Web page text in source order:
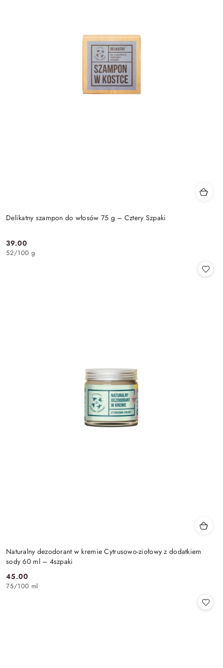
Delikatny szampon do włosów 75 g – Cztery Szpaki
Cena:
39.00
52/100 g
Naturalny dezodorant w kremie Cytrusowo-ziołowy z dodatkiem
sody 60 ml – 4szpaki
Cena:
45.00
75/100 ml